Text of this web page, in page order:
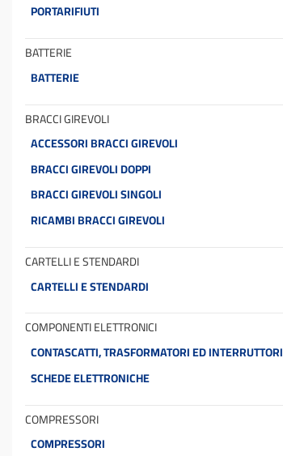
PORTARIFIUTI
BATTERIE
BATTERIE
BRACCI GIREVOLI
ACCESSORI BRACCI GIREVOLI
BRACCI GIREVOLI DOPPI
BRACCI GIREVOLI SINGOLI
RICAMBI BRACCI GIREVOLI
CARTELLI E STENDARDI
CARTELLI E STENDARDI
COMPONENTI ELETTRONICI
CONTASCATTI, TRASFORMATORI ED INTERRUTTORI
SCHEDE ELETTRONICHE
COMPRESSORI
COMPRESSORI